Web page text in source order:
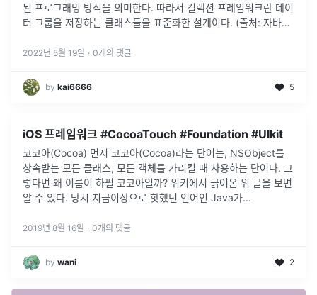
된 프로그래밍 방식을 의미한다. 따라서 컬렉션 프레임워크란 데이
터 그룹을 저장하는 클래스들을 표준화한 설계이다. (출처: 자바의
높은 코드를 작성할...
2022년 5월 19일 · 0개의 댓글
by kai6666 5
iOS 프레임워크 #CocoaTouch #Foundation #UIkit
코코아(Cocoa) 먼저 코코아(Cocoa)라는 단어는, NSObject를
상속받는 모든 클래스, 모든 객체를 가리킬 때 사용하는 단어다. 그
렇다면 왜 이름이 하필 코코아일까? 위키에서 긁어온 위 글을 보면
알 수 있다. 당시 지금이상으로 핫했던 언어인 Java가...
2019년 8월 16일 · 0개의 댓글
by wani 2